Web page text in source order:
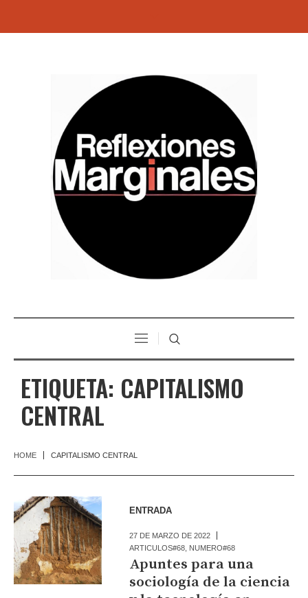
ETIQUETA: CAPITALISMO
CENTRAL
HOME CAPITALISMO CENTRAL
ENTRADA
27 DE MARZO DE 2022
ARTICULOS#68 NUMERO#68
Apuntes para una
sociología de la ciencia